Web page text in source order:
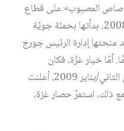
المصبوب» على قطاع
غزّة، في 27 كانون الأول/ديسمبر 2008، بدأتها بحملة جويّة
إدارة الرئيس جورج
أمّا خيار غزّة، فكان
التصدّي والمقاومة. وفي 18 كانون الثاني/يناير 2009، أعلنت
ذلك، استمرّ حصار غزة،